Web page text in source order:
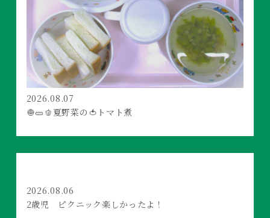
2026.08.07
🧅🥒🫑夏野菜の🍅トマト煮
2026.08.06
2歳児 ピクニック楽しかったよ！